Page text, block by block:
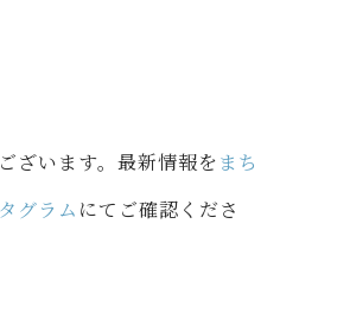
ざいます。最新情報をまち
グラム にてご確認くださ